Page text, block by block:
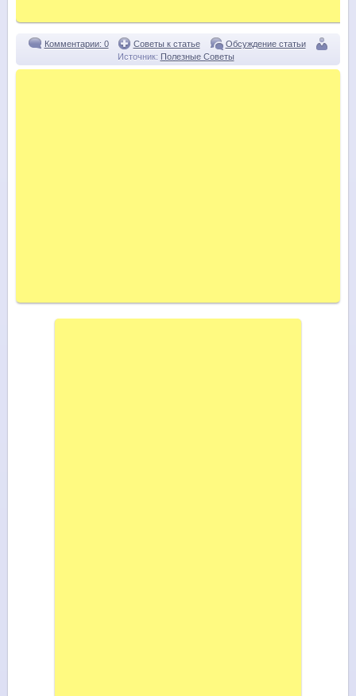
Комментарии: 0 Советы к статье
Обсуждение статьи
Источник: Полезные Советы